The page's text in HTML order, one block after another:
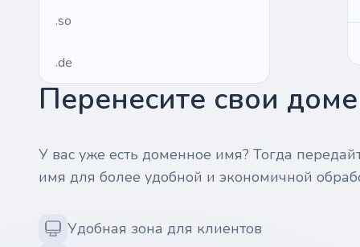
.so
.de
.fr
.management
.ws
Перенесите свои
У вас уже есть доменное имя? Тогда
имя для более удобной и экономичной
Удобная зона для клиентов